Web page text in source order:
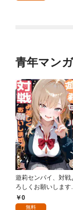
青年マン
遊莉センパイ、対戦
ろしくお願いします。
1 0
無料